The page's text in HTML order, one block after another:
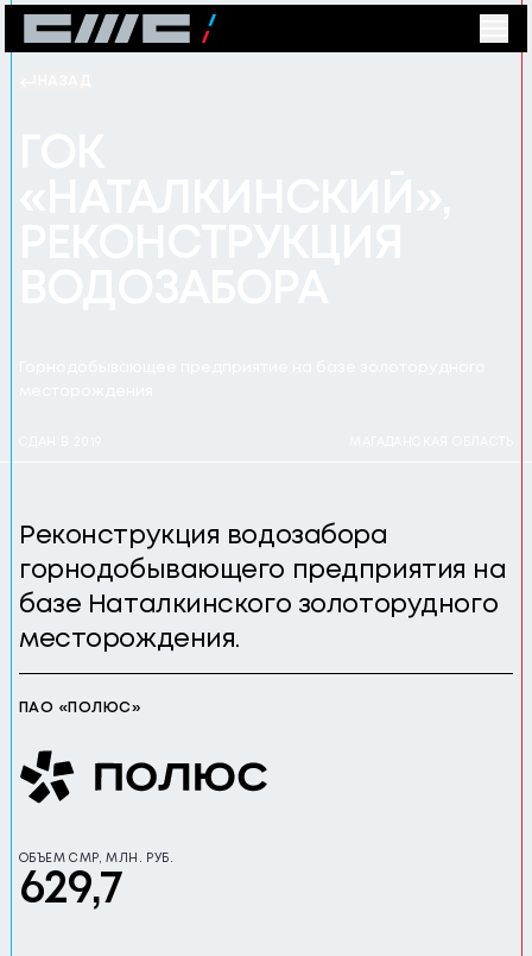
Реконструкция водозабора
горнодобывающего предприятия на
базе Наталкинского золоторудного
месторождения.
ПАО «ПОЛЮС»
ОБЪЕМ СМР, МЛН. РУБ.
629,7